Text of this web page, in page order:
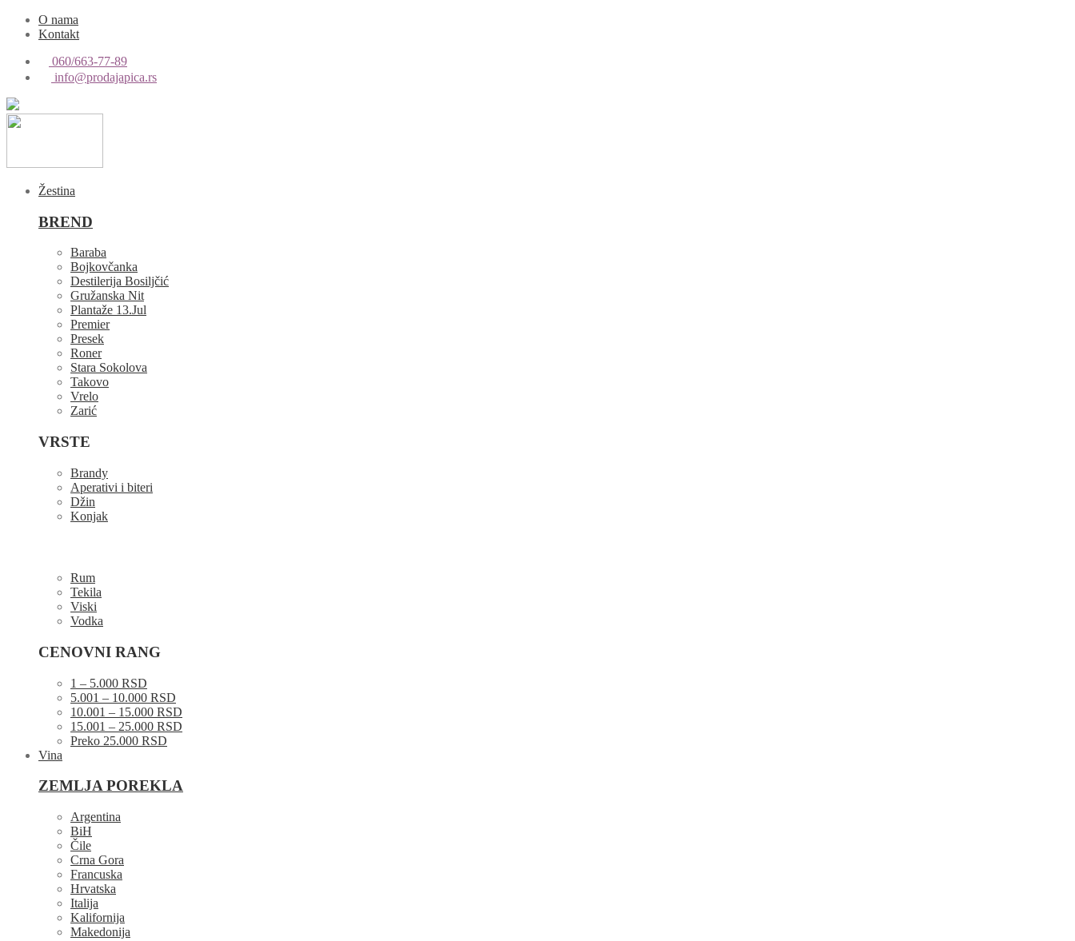
O nama
Kontakt
060/663-77-89
info@prodajapica.rs
Žestina
BREND
Baraba
Bojkovčanka
Destilerija Bosiljčić
Gružanska Nit
Plantaže 13.Jul
Premier
Presek
Roner
Stara Sokolova
Takovo
Vrelo
Zarić
VRSTE
Brandy
Aperativi i biteri
Džin
Konjak
Rum
Tekila
Viski
Vodka
CENOVNI RANG
1 – 5.000 RSD
5.001 – 10.000 RSD
10.001 – 15.000 RSD
15.001 – 25.000 RSD
Preko 25.000 RSD
Vina
ZEMLJA POREKLA
Argentina
BiH
Čile
Crna Gora
Francuska
Hrvatska
Italija
Kalifornija
Makedonija